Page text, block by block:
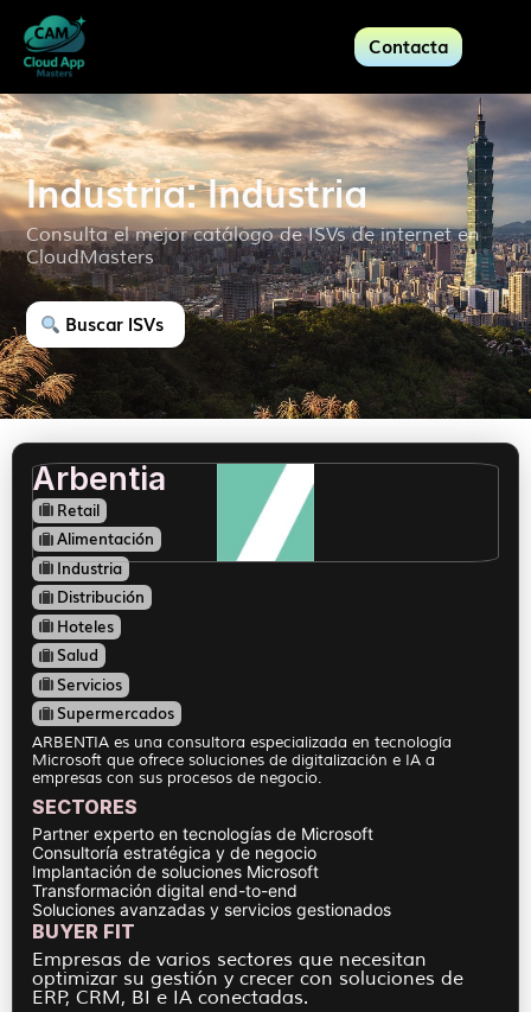
Contacta
Industria: Industria
Consulta el mejor catálogo de ISVs de internet en
CloudMasters
Buscar ISVs
Arbentia
Retail
Alimentación
Industria
Distribución
Hoteles
Salud
Servicios
Supermercados
ARBENTIA es una consultora especializada en tecnología
Microsoft que ofrece soluciones de digitalización e IA a
empresas con sus procesos de negocio.
SECTORES
Partner experto en tecnologías de Microsoft
Consultoría estratégica y de negocio
Implantación de soluciones Microsoft
Transformación digital end-to-end
Soluciones avanzadas y servicios gestionados
BUYER FIT
Empresas de varios sectores que necesitan
optimizar su gestión y crecer con soluciones de
ERP, CRM, BI e IA conectadas.